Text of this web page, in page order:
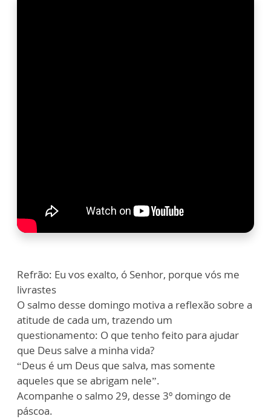
Refrão: Eu vos exalto, ó Senhor, porque vós me
livrastes
O salmo desse domingo motiva a reflexão sobre a
atitude de cada um, trazendo um
questionamento: O que tenho feito para ajudar
que Deus salve a minha vida?
“Deus é um Deus que salva, mas somente
aqueles que se abrigam nele”.
Acompanhe o salmo 29, desse 3º domingo de
páscoa.